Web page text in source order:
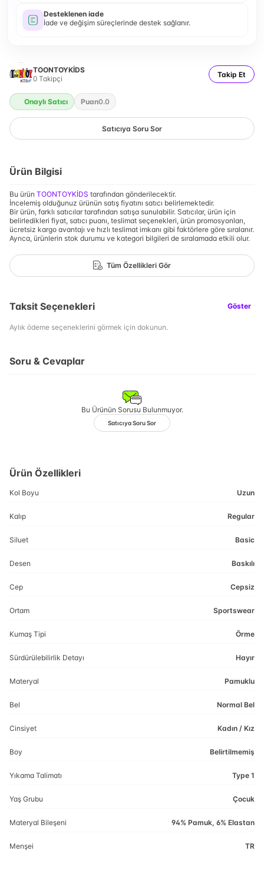
Desteklenen iade
İade ve değişim süreçlerinde destek sağlanır.
TOONTOYKİDS
0 Takipçi Takip Et
Onaylı Satıcı Puan0.0
Satıcıya Soru Sor
Ürün Bilgisi
Bu ürün TOONTOYKİDS tarafından gönderilecektir.
İncelemiş olduğunuz ürünün satış fiyatını satıcı belirlemektedir.
Bir ürün, farklı satıcılar tarafından satışa sunulabilir. Satıcılar, ürün için
belirledikleri fiyat, satıcı puanı, teslimat seçenekleri, ürün promosyonları,
ücretsiz kargo avantajı ve hızlı teslimat imkanı gibi faktörlere göre sıralanır.
Ayrıca, ürünlerin stok durumu ve kategori bilgileri de sıralamada etkili olur.
Tüm Özellikleri Gör
Taksit Seçenekleri Göster
Aylık ödeme seçeneklerini görmek için dokunun.
Soru & Cevaplar
Bu Ürünün Sorusu Bulunmuyor.
Satıcıya Soru Sor
Ürün Özellikleri
Kol Boyu Uzun
Kalıp Regular
Siluet Basic
Desen Baskılı
Cep Cepsiz
Ortam Sportswear
Kumaş Tipi Örme
Sürdürülebilirlik Detayı Hayır
Materyal Pamuklu
Bel Normal Bel
Cinsiyet Kadın / Kız
Boy Belirtilmemiş
Yıkama Talimatı Type 1
Yaş Grubu Çocuk
Materyal Bileşeni 94% Pamuk, 6% Elastan
Menşei TR